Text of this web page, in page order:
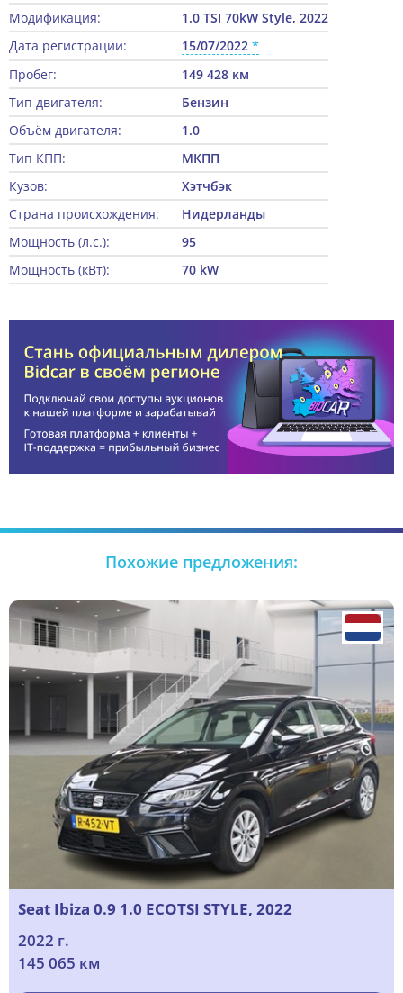
Модификация:
1.0 TSI 70kW Style, 2022
Дата регистрации:
15/07/2022
Пробег:
149 428 км
Тип двигателя:
Бензин
Объём двигателя:
1.0
Тип КПП:
МКПП
Кузов:
Хэтчбэк
Страна происхождения:
Нидерланды
Мощность (л.с.):
95
Мощность (кВт):
70 kW
Похожие предложения:
Seat Ibiza 0.9 1.0 ECOTSI STYLE, 2022
2022 г.
145 065 км